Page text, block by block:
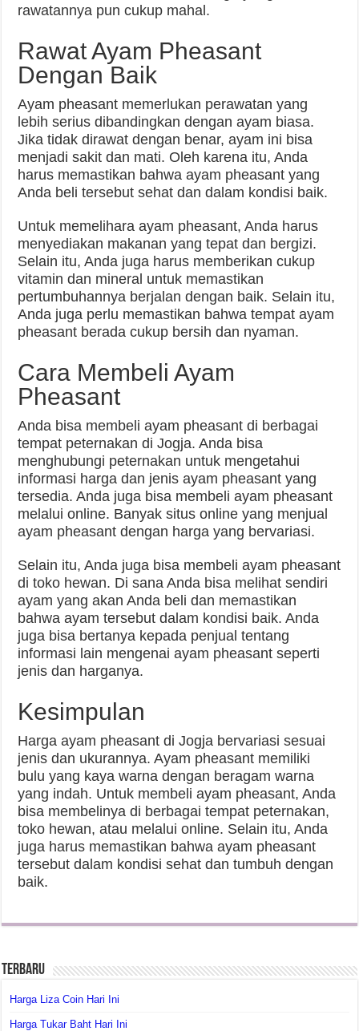
rawatannya pun cukup mahal.
Rawat Ayam Pheasant
Dengan Baik
Ayam pheasant memerlukan perawatan yang
lebih serius dibandingkan dengan ayam biasa.
Jika tidak dirawat dengan benar, ayam ini bisa
menjadi sakit dan mati. Oleh karena itu, Anda
harus memastikan bahwa ayam pheasant yang
Anda beli tersebut sehat dan dalam kondisi baik.
Untuk memelihara ayam pheasant, Anda harus
menyediakan makanan yang tepat dan bergizi.
Selain itu, Anda juga harus memberikan cukup
vitamin dan mineral untuk memastikan
pertumbuhannya berjalan dengan baik. Selain itu,
Anda juga perlu memastikan bahwa tempat ayam
pheasant berada cukup bersih dan nyaman.
Cara Membeli Ayam
Pheasant
Anda bisa membeli ayam pheasant di berbagai
tempat peternakan di Jogja. Anda bisa
menghubungi peternakan untuk mengetahui
informasi harga dan jenis ayam pheasant yang
tersedia. Anda juga bisa membeli ayam pheasant
melalui online. Banyak situs online yang menjual
ayam pheasant dengan harga yang bervariasi.
Selain itu, Anda juga bisa membeli ayam pheasant
di toko hewan. Di sana Anda bisa melihat sendiri
ayam yang akan Anda beli dan memastikan
bahwa ayam tersebut dalam kondisi baik. Anda
juga bisa bertanya kepada penjual tentang
informasi lain mengenai ayam pheasant seperti
jenis dan harganya.
Kesimpulan
Harga ayam pheasant di Jogja bervariasi sesuai
jenis dan ukurannya. Ayam pheasant memiliki
bulu yang kaya warna dengan beragam warna
yang indah. Untuk membeli ayam pheasant, Anda
bisa membelinya di berbagai tempat peternakan,
toko hewan, atau melalui online. Selain itu, Anda
juga harus memastikan bahwa ayam pheasant
tersebut dalam kondisi sehat dan tumbuh dengan
baik.
Terbaru
Harga Liza Coin Hari Ini
Harga Tukar Baht Hari Ini